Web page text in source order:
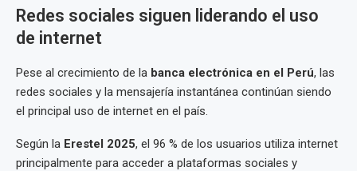
Redes sociales siguen liderando el uso
de internet
Pese al crecimiento de la banca electrónica en el Perú, las
redes sociales y la mensajería instantánea continúan siendo
el principal uso de internet en el país.
Según la Erestel 2025, el 96 % de los usuarios utiliza internet
principalmente para acceder a plataformas sociales y